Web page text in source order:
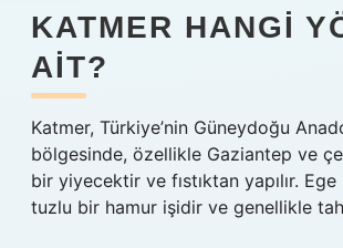
KATMER HANGI
AIT?
Katmer, Türkiye’nin Güneydoğu
bölgesinde, özellikle Gaziantep ve
bir yiyecektir ve fıstıktan yapılır.
tuzlu bir hamur işidir ve genellikle